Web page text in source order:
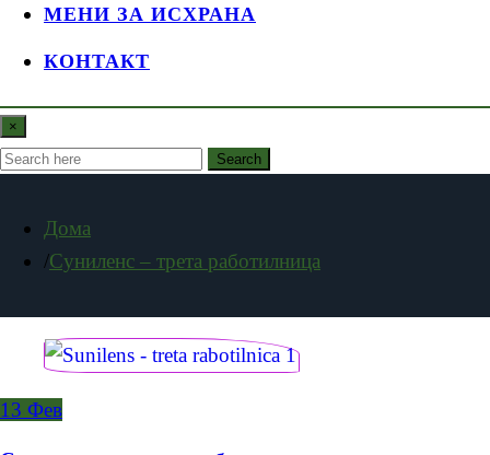
МЕНИ ЗА ИСХРАНА
КОНТАКТ
×
Search
Дома
Суниленс – трета работилница
13 Фев